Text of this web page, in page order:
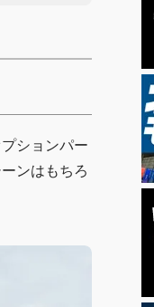
ションパー
ンはもちろ